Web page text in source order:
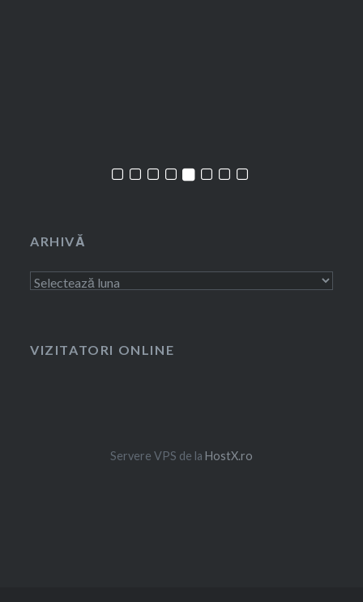
ARHIVĂ
Arhivă
VIZITATORI ONLINE
Servere VPS de la HostX.ro